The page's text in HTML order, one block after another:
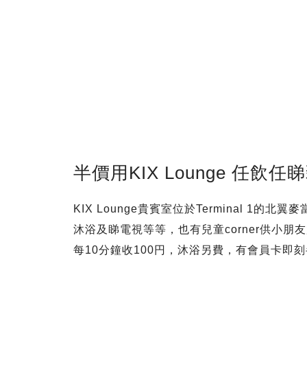
半價用KIX Lounge 任飲任
KIX Lounge貴賓室位於Terminal 1的北翼麥
沐浴及睇電視等等，也有兒童corner供小朋
每10分鐘收100円，沐浴另費，有會員卡即